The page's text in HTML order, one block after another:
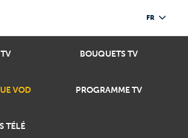
FR
BOUQUETS TV
VOD PROGRAMME TV
TÉLÉ